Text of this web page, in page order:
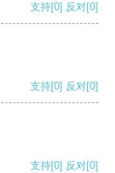
支持[0] 反对[0]
支持[0] 反对[0]
支持[0] 反对[0]